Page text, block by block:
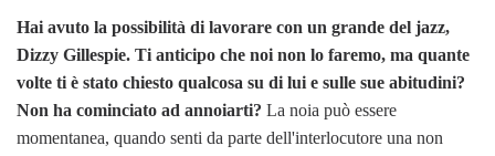
Hai avuto la possibilità di lavorare con un grande del jazz,
Dizzy Gillespie. Ti anticipo che noi non lo faremo, ma quante
volte ti è stato chiesto qualcosa su di lui e sulle sue abitudini?
Non ha cominciato ad annoiarti? La noia può essere
momentanea, quando senti da parte dell'interlocutore una non